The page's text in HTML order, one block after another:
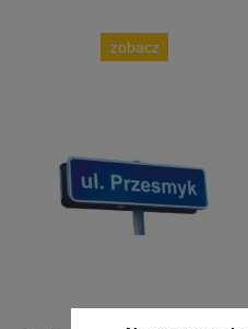
zobacz